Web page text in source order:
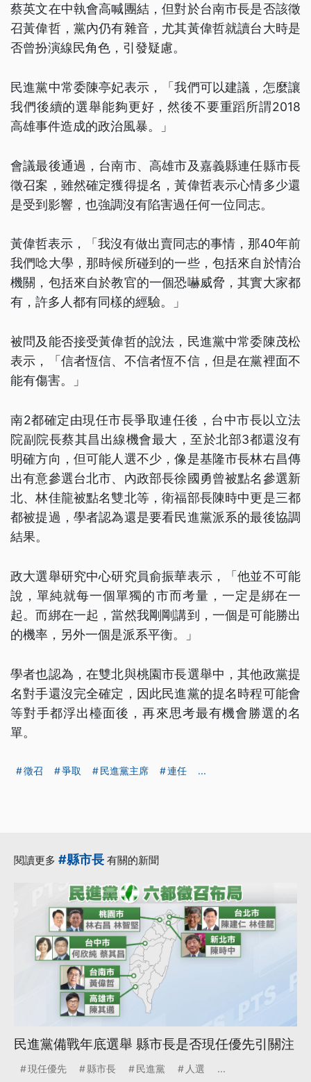
蔡英文在中執會高喊團結，但對於台南市長是否該徵
召黃偉哲，黨內仍有雜音，尤其黃偉哲就讀台大時是
否曾扮演線民角色，引發疑慮。
民進黨中常委陳亭妃表示，「我們可以建議，怎麼讓
我們後續的選舉能夠更好，然後不要重蹈所謂2018
高雄事件造成的政治風暴。」
會議最後通過，台南市、高雄市及嘉義縣連任縣市長
徵召案，雖然確定獲得提名，黃偉哲表示心情多少還
是受到影響，也強調沒有陷害過任何一位同志。
黃偉哲表示，「我沒有做出賣同志的事情，那40年前
我們唸大學，那時候所碰到的一些，包括來自於情治
機關，包括來自於教官的一個恐嚇威脅，其實大家都
有，許多人都有同樣的經驗。」
被問及能否接受黃偉哲的說法，民進黨中常委陳茂松
表示，「信者恆信、不信者恆不信，但是在黨裡面不
能有傷害。」
南2都確定由現任市長爭取連任後，台中市長以立法
院副院長蔡其昌出線機會最大，至於北部3都還沒有
明確方向，但可能人選不少，像是基隆市長林右昌傳
出有意參選台北市、內政部長徐國勇曾被點名參選新
北、林佳龍被點名雙北等，衛福部長陳時中更是三都
都被提過，學者認為還是要看民進黨派系的最後協調
結果。
政大選舉研究中心研究員俞振華表示，「他並不可能
說，單純就每一個單獨的市而考量，一定是綁在一
起。而綁在一起，當然我剛剛講到，一個是可能勝出
的機率，另外一個是派系平衡。」
學者也認為，在雙北與桃園市長選舉中，其他政黨提
名對手還沒完全確定，因此民進黨的提名時程可能會
等對手都浮出檯面後，再來思考最有機會勝選的名
單。
徵召 爭取 民進黨主席 連任 ...
閱讀更多 #縣市長 有關的新聞
民進黨備戰年底選舉 縣市長是否現任優先引關注
現任優先 縣市長 民進黨 人選 ...